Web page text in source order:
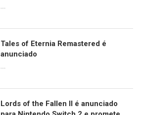
Tales of Eternia Remastered é
anunciado
Lords of the Fallen II é anunciado